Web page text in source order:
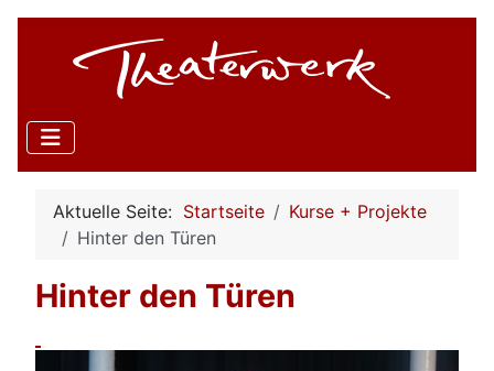
Aktuelle Seite: Startseite
Kurse + Projekte
Hinter den Türen
Hinter den Türen